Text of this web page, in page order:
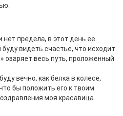
предела, в этот день ее
видеть счастье, что исходит
озаряет весь путь, проложенный
вечно, как белка в колесе,
бы положить его к твоим
моя красавица.